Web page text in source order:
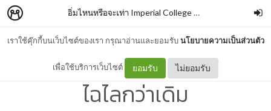
เราใช้คุ๊กกี้บนเว็บไซต์ของเรา กรุณาอ่านและยอมรับนโยบายความเป็นส่วนตัว
เพื่อใช้บริการเว็บไซต์ ยอมรับ ไม่ยอมรับ
อิ่มไหนหรือจะเท่า Imperial College London Yanisa
Day 5 ยูนิคอร์นเข้าหอใหม่
ไฉไลกว่าเดิม